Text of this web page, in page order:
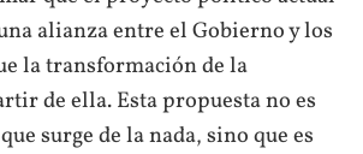
alianza entre el Gobierno y los
la transformación de la
de ella. Esta propuesta no es
surge de la nada, sino que es